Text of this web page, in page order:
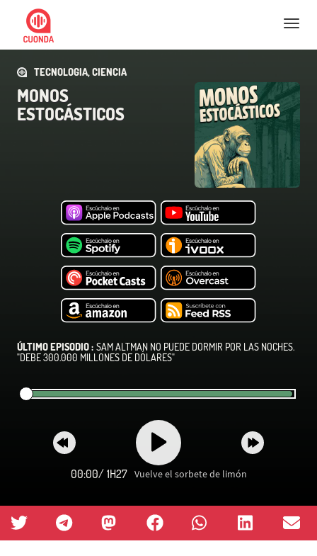
Nav
TECNOLOGIA, CIENCIA
MONOS
ESTOCÁSTICOS
ÚLTIMO EPISODIO : SAM ALTMAN NO PUEDE DORMIR POR LAS NOCHES.
"DEBE 300.000 MILLONES DE DÓLARES"
00:00/ 1H27 Vuelve el sorbete de limón